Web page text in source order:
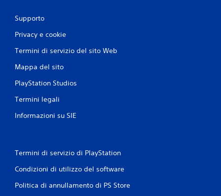
Supporto
Privacy e cookie
Termini di servizio del sito Web
Mappa del sito
PlayStation Studios
Termini legali
Informazioni su SIE
Termini di servizio di PlayStation
Condizioni di utilizzo del software
Politica di annullamento di PS Store